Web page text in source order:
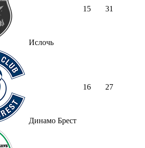
Ислочь
15 31
Динамо Брест
16 27